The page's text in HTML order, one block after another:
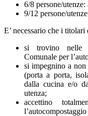
6/8 persone/
9/12 persone/
E’ necessario che i
si trovino nelle
Comunale per
si impegnino a
(porta a porta,
dalla cucina e/o
utenza;
accettino